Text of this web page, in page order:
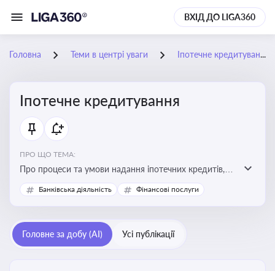
ВХІД ДО LIGA360
Головна Теми в центрі уваги Іпотечне кредитування
Іпотечне кредитування
ПРО ЩО ТЕМА:
Про процеси та умови надання іпотечних кредитів,
зміни у законодавстві та тенденції на ринку житла
Банківська діяльність Фінансові послуги
Головне за добу (AI) Усі публікації